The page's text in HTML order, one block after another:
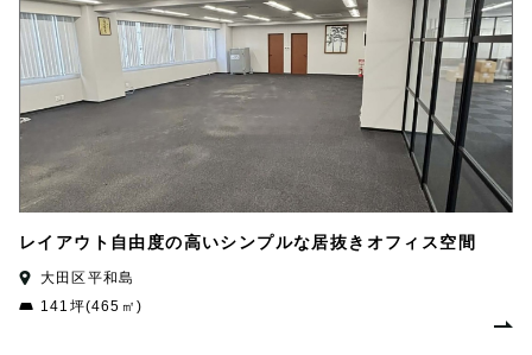
レイアウト自由度の高いシンプルな居抜きオフィス空間
大田区平和島
141坪(465㎡)